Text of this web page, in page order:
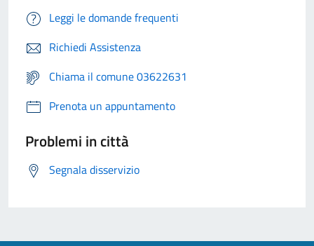
Leggi le domande frequenti
Richiedi Assistenza
Chiama il comune 03622631
Prenota un appuntamento
Problemi in città
Segnala disservizio